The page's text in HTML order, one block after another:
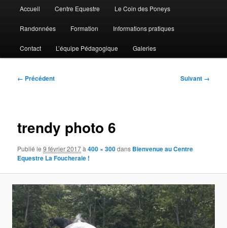
Accueil Centre Equestre Le Coin des Poneys
Randonnées Formation Informations pratiques
Contact L’équipe Pédagogique Galeries
Navigation
← Précédent Suivant →
trendy photo 6
Publié le9 février 2017à400 × 300dans Bienvenue au Centre
Equestre La Foucheraie !